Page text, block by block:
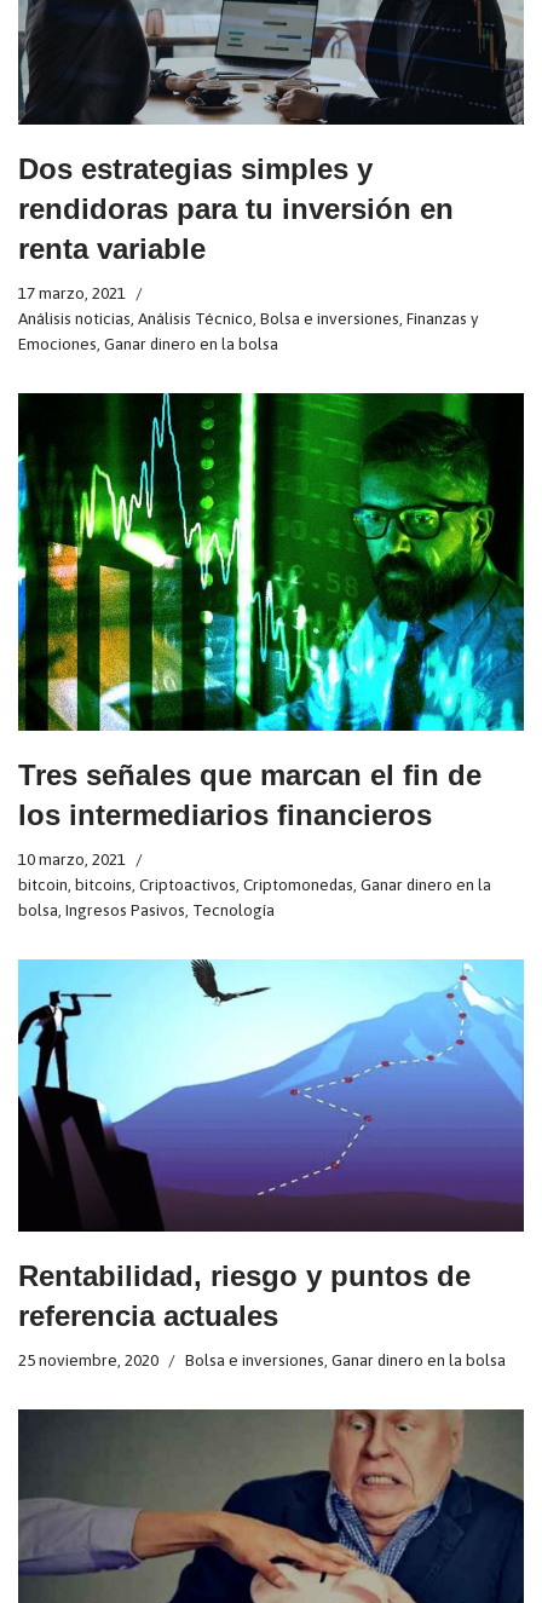
Dos estrategias simples y
rendidoras para tu inversión en
renta variable
17 marzo, 2021
Análisis noticias Análisis Técnico Bolsa e inversiones Finanzas y
Emociones Ganar dinero en la bolsa
Tres señales que marcan el fin de
los intermediarios financieros
10 marzo, 2021
bitcoin bitcoins Criptoactivos Criptomonedas Ganar dinero en la
bolsa Ingresos Pasivos Tecnología
Rentabilidad, riesgo y puntos de
referencia actuales
25 noviembre, 2020 Bolsa e inversiones Ganar dinero en la bolsa